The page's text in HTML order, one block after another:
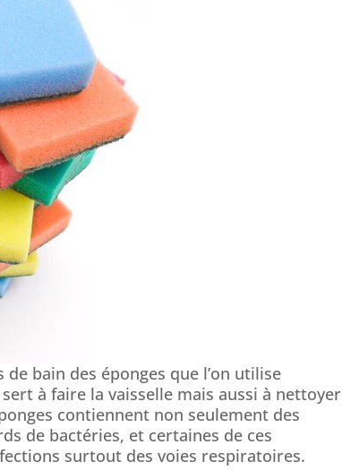
bain des éponges que l’on utilise
à faire la vaisselle mais aussi à nettoyer
contiennent non seulement des
de bactéries, et certaines de ces
surtout des voies respiratoires.